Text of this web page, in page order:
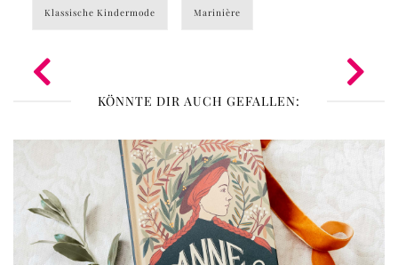
Klassische Kindermode Marinière
KÖNNTE DIR AUCH GEFALLEN: